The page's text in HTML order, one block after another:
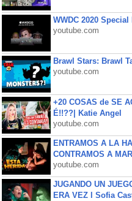
WWDC 2020
youtube.com
Brawl Stars: Brawl
youtube.com
+20 COSAS de SE
É!!??| Katie Angel
youtube.com
ENTRAMOS A LA
CONTRAMOS A
youtube.com
JUGANDO UN
ERA VEZ l Sofia